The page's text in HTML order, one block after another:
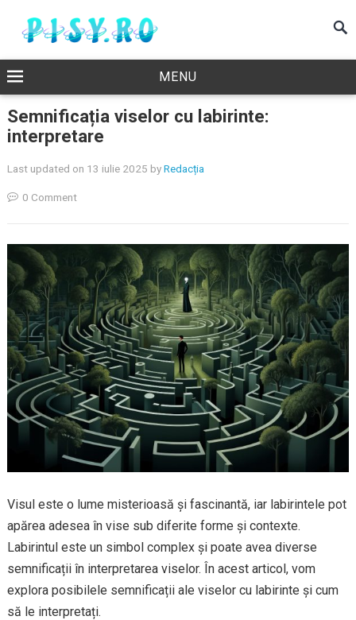
MENU
Semnificația viselor cu labirinte:
interpretare
Last updated on 13 iulie 2025 byRedacția
0 Comment
Visul este o lume misterioasă și fascinantă, iar labirintele pot
apărea adesea în vise sub diferite forme și contexte.
Labirintul este un simbol complex și poate avea diverse
semnificații în interpretarea viselor. În acest articol, vom
explora posibilele semnificații ale viselor cu labirinte și cum
să le interpretați.